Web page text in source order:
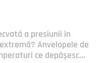
a presiunii în
Anvelopele de
ce depășesc...